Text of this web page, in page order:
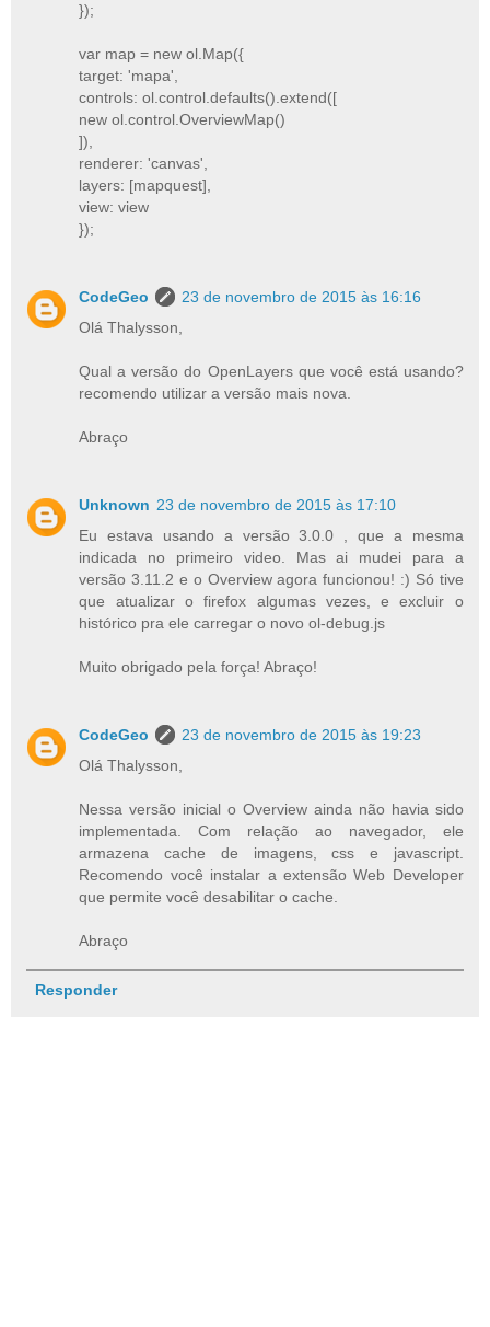
});
var map = new ol.Map({
target: 'mapa',
controls: ol.control.defaults().extend([
new ol.control.OverviewMap()
]),
renderer: 'canvas',
layers: [mapquest],
view: view
});
CodeGeo
23 de novembro de 2015 às 16:16
Olá Thalysson,
Qual a versão do OpenLayers que você está usando?
recomendo utilizar a versão mais nova.
Abraço
Unknown 23 de novembro de 2015 às 17:10
Eu estava usando a versão 3.0.0 , que a mesma
indicada no primeiro video. Mas ai mudei para a
versão 3.11.2 e o Overview agora funcionou! :) Só tive
que atualizar o firefox algumas vezes, e excluir o
histórico pra ele carregar o novo ol-debug.js
Muito obrigado pela força! Abraço!
CodeGeo
23 de novembro de 2015 às 19:23
Olá Thalysson,
Nessa versão inicial o Overview ainda não havia sido
implementada. Com relação ao navegador, ele
armazena cache de imagens, css e javascript.
Recomendo você instalar a extensão Web Developer
que permite você desabilitar o cache.
Abraço
Responder